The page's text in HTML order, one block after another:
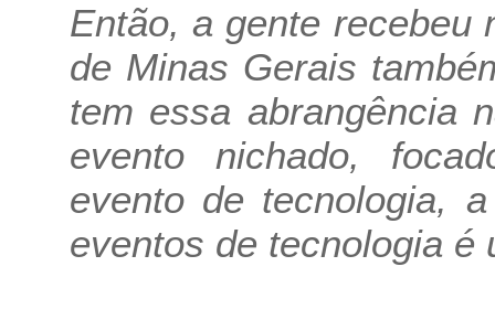
Então, a gente recebeu
de Minas Gerais
tem essa abrangência
evento nichado,
evento de tecnologia,
eventos de tecnologia é